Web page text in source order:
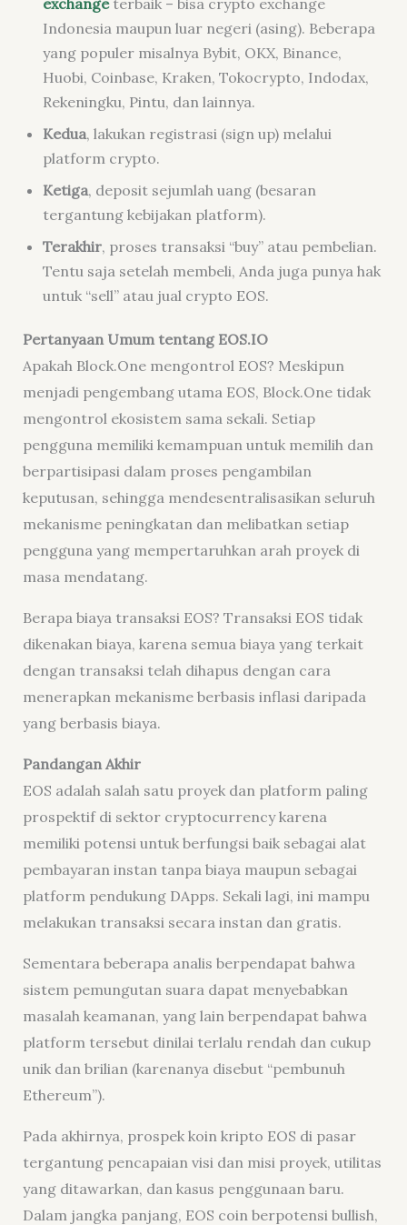
exchangeterbaik – bisa crypto exchange
Indonesia maupun luar negeri (asing). Beberapa
yang populer misalnya Bybit, OKX, Binance,
Huobi, Coinbase, Kraken, Tokocrypto, Indodax,
Rekeningku, Pintu, dan lainnya.
Kedua, lakukan registrasi (sign up) melalui
platform crypto.
Ketiga, deposit sejumlah uang (besaran
tergantung kebijakan platform).
Terakhir, proses transaksi “buy” atau pembelian.
Tentu saja setelah membeli, Anda juga punya hak
untuk “sell” atau jual crypto EOS.
Pertanyaan Umum tentang EOS.IO
Apakah Block.One mengontrol EOS? Meskipun
menjadi pengembang utama EOS, Block.One tidak
mengontrol ekosistem sama sekali. Setiap
pengguna memiliki kemampuan untuk memilih dan
berpartisipasi dalam proses pengambilan
keputusan, sehingga mendesentralisasikan seluruh
mekanisme peningkatan dan melibatkan setiap
pengguna yang mempertaruhkan arah proyek di
masa mendatang.
Berapa biaya transaksi EOS? Transaksi EOS tidak
dikenakan biaya, karena semua biaya yang terkait
dengan transaksi telah dihapus dengan cara
menerapkan mekanisme berbasis inflasi daripada
yang berbasis biaya.
Pandangan Akhir
EOS adalah salah satu proyek dan platform paling
prospektif di sektor cryptocurrencykarena
memiliki potensi untuk berfungsi baik sebagai alat
pembayaran instan tanpa biaya maupun sebagai
platform pendukung DApps. Sekali lagi, ini mampu
melakukan transaksi secara instan dan gratis.
Sementara beberapa analis berpendapat bahwa
sistem pemungutan suara dapat menyebabkan
masalah keamanan, yang lain berpendapat bahwa
platform tersebut dinilai terlalu rendah dan cukup
unik dan brilian (karenanya disebut “pembunuh
Ethereum”).
Pada akhirnya, prospek koin kripto EOS di pasar
tergantung pencapaian visi dan misi proyek, utilitas
yang ditawarkan, dan kasus penggunaan baru.
Dalam jangka panjang, EOS coin berpotensi bullish,